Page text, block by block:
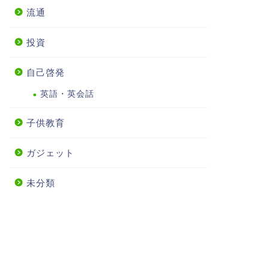
流通
投資
自己啓発
英語・英会話
子供教育
ガジェット
未分類